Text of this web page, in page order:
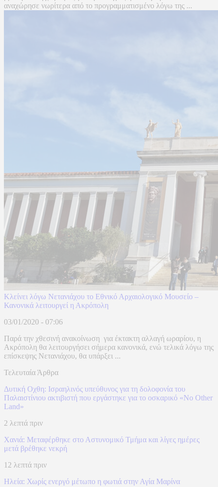
αναχώρησε νωρίτερα από το προγραμματισμένο λόγω της ...
Κλείνει λόγω Νετανιάχου το Εθνικό Αρχαιολογικό Μουσείο –
Κανονικά λειτουργεί η Ακρόπολη
03/01/2020 - 07:06
Παρά την χθεσινή ανακοίνωση για έκτακτη αλλαγή ωραρίου, η
Ακρόπολη θα λειτουργήσει σήμερα κανονικά, ενώ τελικά λόγω της
επίσκεψης Νετανιάχου, θα υπάρξει ...
Τελευταία Άρθρα
Δυτική Οχθη: Ισραηλινός υπεύθυνος για τη δολοφονία του
Παλαιστίνιου ακτιβιστή που εργάστηκε για το οσκαρικό «No Other
Land»
2 λεπτά πριν
Χανιά: Mεταφέρθηκε στο Αστυνομικό Τμήμα και λίγες ημέρες
μετά βρέθηκε νεκρή
12 λεπτά πριν
Ηλεία: Χωρίς ενεργό μέτωπο η φωτιά στην Αγία Μαρίνα